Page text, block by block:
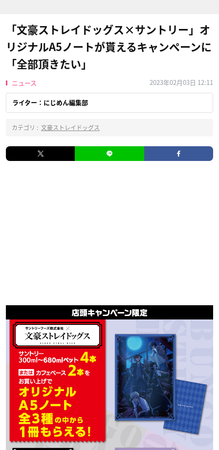
「文豪ストレイドッグス×サントリー」オ
リジナルA5ノートが貰えるキャンペーンに
「全部頂きたい」
ニュース 2023年02月03日 12:11
ライター：にじめん編集部
カテゴリ : 文豪ストレイドッグス